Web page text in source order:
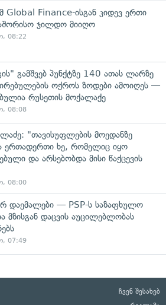
Global Finance-ისგან კიდევ ერთი
ჯილდო მიიღო
08:22
გამშვებ პუნქტზე 140 ათას ლარზე
ოქროს ზოდები ამოიღეს —
რუსეთის მოქალაქე
08:08
"თავისუფლების მოედანზე
ერთადერთი ხე, რომელიც იყო
და არსებობდა მისი წაქცევის
08:00
დაემალები — PSP-ს საზაფხულო
მზისგან დაცვის აუცილებლობას
07:49
ჩვენ შესახებ